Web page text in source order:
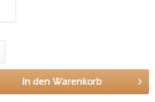
In den Warenkorb